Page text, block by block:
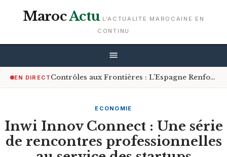
MarocActu L'ACTUALITE MAROCAINE EN
CONTINU
EN DIRECT Contrôles aux Frontières : L’Espagne Renforce les Mesures pour les Voyageurs en Provenance d’Italie
ECONOMIE
Inwi Innov Connect : Une série
de rencontres professionnelles